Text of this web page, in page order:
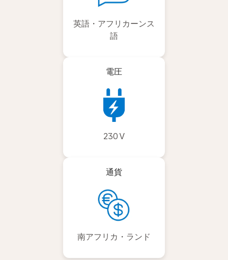
英語・アフリカーンス
語
電圧
230 V
通貨
南アフリカ・ランド